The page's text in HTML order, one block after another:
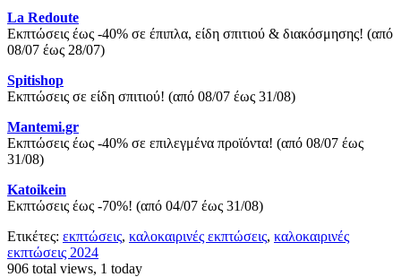
La Redoute
Εκπτώσεις έως -40% σε έπιπλα, είδη σπιτιού & διακόσμησης! (από
08/07 έως 28/07)
Spitishop
Εκπτώσεις σε είδη σπιτιού! (από 08/07 έως 31/08)
Mantemi.gr
Εκπτώσεις έως -40% σε επιλεγμένα προϊόντα! (από 08/07 έως
31/08)
Katoikein
Εκπτώσεις έως -70%! (από 04/07 έως 31/08)
Ετικέτες: εκπτώσεις, καλοκαιρινές εκπτώσεις, καλοκαιρινές
εκπτώσεις 2024
906 total views, 1 today